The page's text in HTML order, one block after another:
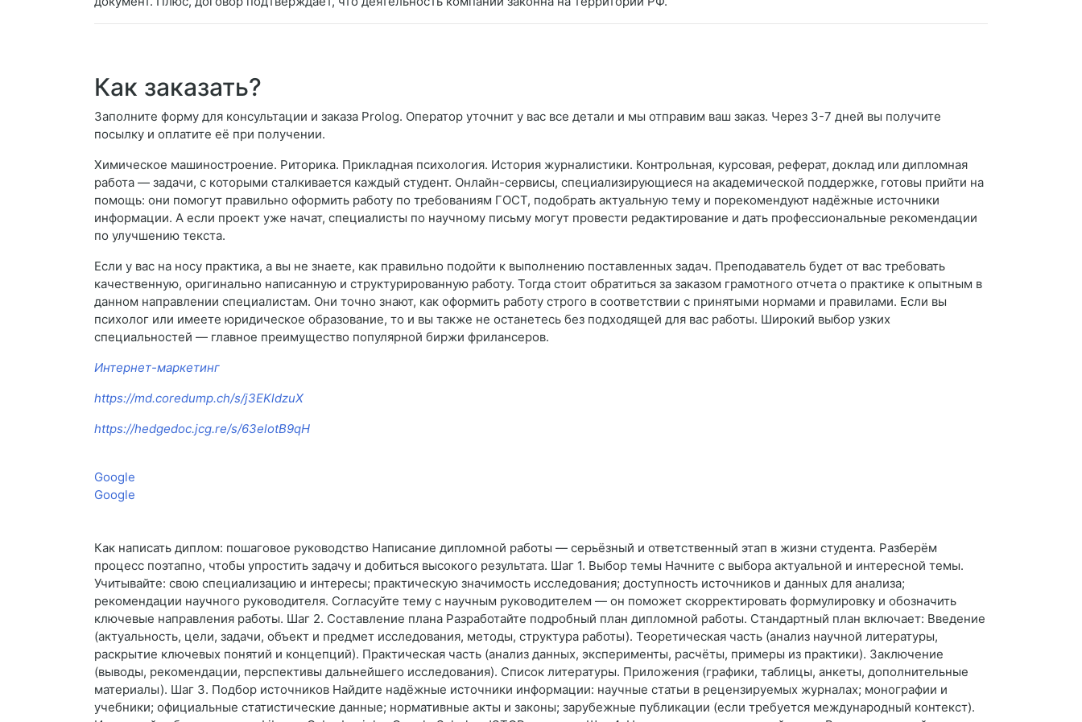
Как заказать?
Заполните форму для консультации и заказа Prolog. Оператор уточнит у вас все детали и мы отправим ваш заказ. Через 3-7 дней вы получите
посылку и оплатите её при получении.
Химическое машиностроение. Риторика. Прикладная психология. История журналистики. Контрольная, курсовая, реферат, доклад или дипломная
работа — задачи, с которыми сталкивается каждый студент. Онлайн-сервисы, специализирующиеся на академической поддержке, готовы прийти на
помощь: они помогут правильно оформить работу по требованиям ГОСТ, подобрать актуальную тему и порекомендуют надёжные источники
информации. А если проект уже начат, специалисты по научному письму могут провести редактирование и дать профессиональные рекомендации
по улучшению текста.
Если у вас на носу практика, а вы не знаете, как правильно подойти к выполнению поставленных задач. Преподаватель будет от вас требовать
качественную, оригинально написанную и структурированную работу. Тогда стоит обратиться за заказом грамотного отчета о практике к опытным в
данном направлении специалистам. Они точно знают, как оформить работу строго в соответствии с принятыми нормами и правилами. Если вы
психолог или имеете юридическое образование, то и вы также не останетесь без подходящей для вас работы. Широкий выбор узких
специальностей — главное преимущество популярной биржи фрилансеров.
Интернет-маркетинг
https://md.coredump.ch/s/j3EKldzuX
https://hedgedoc.jcg.re/s/63elotB9qH
Google
Google
Как написать диплом: пошаговое руководство Написание дипломной работы — серьёзный и ответственный этап в жизни студента. Разберём
процесс поэтапно, чтобы упростить задачу и добиться высокого результата. Шаг 1. Выбор темы Начните с выбора актуальной и интересной темы.
Учитывайте: свою специализацию и интересы; практическую значимость исследования; доступность источников и данных для анализа;
рекомендации научного руководителя. Согласуйте тему с научным руководителем — он поможет скорректировать формулировку и обозначить
ключевые направления работы. Шаг 2. Составление плана Разработайте подробный план дипломной работы. Стандартный план включает: Введение
(актуальность, цели, задачи, объект и предмет исследования, методы, структура работы). Теоретическая часть (анализ научной литературы,
раскрытие ключевых понятий и концепций). Практическая часть (анализ данных, эксперименты, расчёты, примеры из практики). Заключение
(выводы, рекомендации, перспективы дальнейшего исследования). Список литературы. Приложения (графики, таблицы, анкеты, дополнительные
материалы). Шаг 3. Подбор источников Найдите надёжные источники информации: научные статьи в рецензируемых журналах; монографии и
учебники; официальные статистические данные; нормативные акты и законы; зарубежные публикации (если требуется международный контекст).